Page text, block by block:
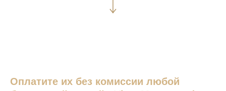
Оплатите их без комиссии любой